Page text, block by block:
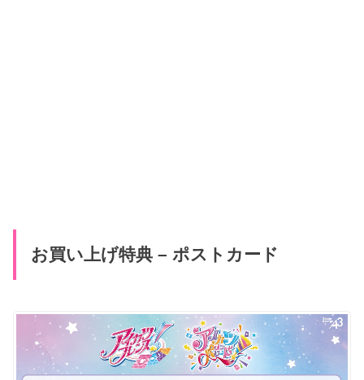
お買い上げ特典 – ポストカード